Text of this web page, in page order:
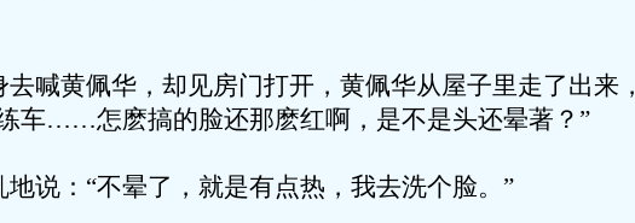
黄佩华，却见房门打开，黄佩华从屋子里走了出来，
车……怎麽搞的脸还那麽红啊，是不是头还晕著？”
：“不晕了，就是有点热，我去洗个脸。”